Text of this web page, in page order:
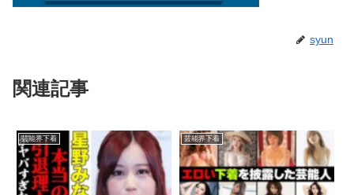
syun
関連記事
芸能界下着 芸能界下着